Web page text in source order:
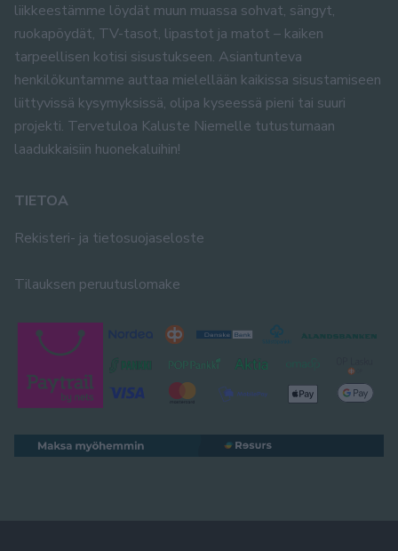
liikkeestämme löydät muun muassa sohvat, sängyt,
ruokapöydät, TV-tasot, lipastot ja matot – kaiken
tarpeellisen kotisi sisustukseen. Asiantunteva
henkilökuntamme auttaa mielellään kaikissa sisustamiseen
liittyvissä kysymyksissä, olipa kyseessä pieni tai suuri
projekti. Tervetuloa Kaluste Niemelle tutustumaan
laadukkaisiin huonekaluihin!
TIETOA
Rekisteri- ja tietosuojaseloste
Tilauksen peruutuslomake